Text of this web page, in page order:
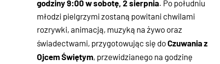
godziny 9:00 w sobotę, 2 sierpnia. Po południu
młodzi pielgrzymi zostaną powitani chwilami
rozrywki, animacją, muzyką na żywo oraz
świadectwami, przygotowując się doCzuwania z
Ojcem Świętym, przewidzianego na godzinę